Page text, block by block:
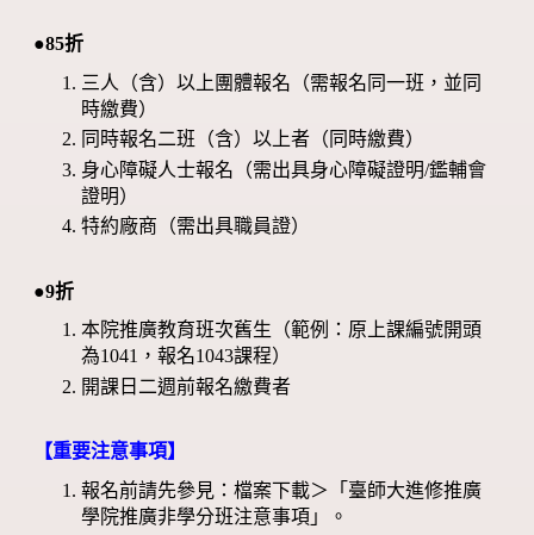
●85折
三人（含）以上團體報名（需報名同一班，並同
時繳費）
同時報名二班（含）以上者（同時繳費）
身心障礙人士報名（需出具身心障礙證明/鑑輔會
證明）
特約廠商（需出具職員證）
●9折
本院推廣教育班次舊生（範例：原上課編號開頭
為1041，報名1043課程）
開課日二週前報名繳費者
【重要注意事項】
報名前請先參見：檔案下載＞「臺師大進修推廣
學院推廣非學分班注意事項」。